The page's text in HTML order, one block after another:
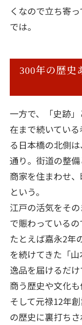
くなので立ち寄
では。
300年の歴史
一方で、「史跡
在まで続いてい
る日本橋の北側
通り。街道の整
商家を住まわせ
という。
江戸の活気をそ
で賑わっているの
たとえば嘉永2年
を続けてきた「
逸品を届けるだ
商う歴史や文化も
そして元禄12年
の歴史に裏打ち